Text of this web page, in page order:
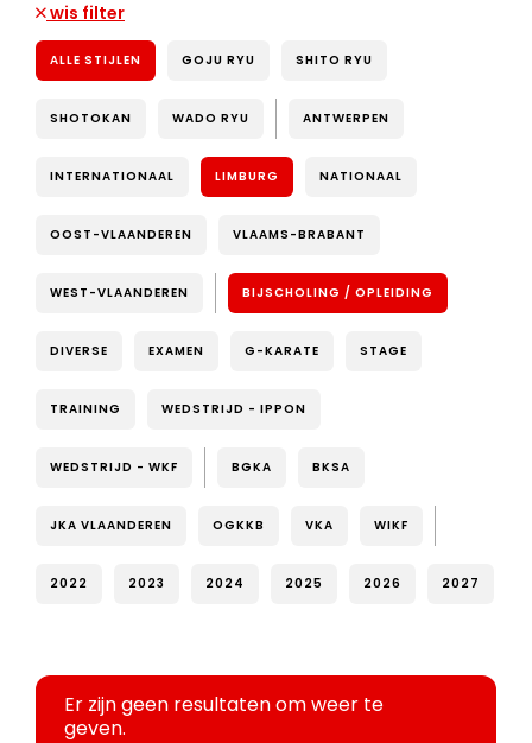
wis filter
ALLE STIJLEN GOJU RYU SHITO RYU
SHOTOKAN WADO RYU ANTWERPEN
INTERNATIONAAL LIMBURG NATIONAAL
OOST-VLAANDEREN VLAAMS-BRABANT
WEST-VLAANDEREN BIJSCHOLING / OPLEIDING
DIVERSE EXAMEN G-KARATE STAGE
TRAINING WEDSTRIJD - IPPON
WEDSTRIJD - WKF BGKA BKSA
JKA VLAANDEREN OGKKB VKA WIKF
2022 2023 2024 2025 2026 2027
Er zijn geen resultaten om weer te
geven.